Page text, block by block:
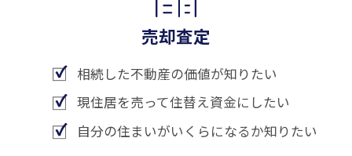
売却査定
相続した不動産の価値が知りたい
現住居を売って住替え資金にしたい
自分の住まいがいくらになるか知りたい